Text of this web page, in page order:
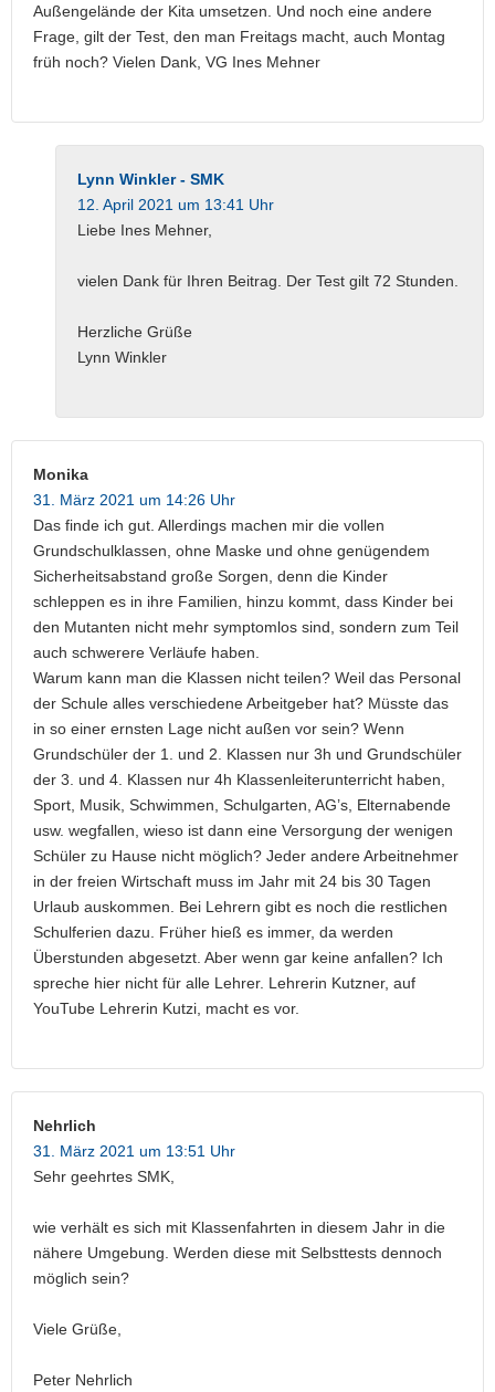
Außengelände der Kita umsetzen. Und noch eine andere
Frage, gilt der Test, den man Freitags macht, auch Montag
früh noch? Vielen Dank, VG Ines Mehner
Lynn Winkler - SMK
12. April 2021 um 13:41 Uhr
Liebe Ines Mehner,
vielen Dank für Ihren Beitrag. Der Test gilt 72 Stunden.
Herzliche Grüße
Lynn Winkler
Monika
31. März 2021 um 14:26 Uhr
Das finde ich gut. Allerdings machen mir die vollen
Grundschulklassen, ohne Maske und ohne genügendem
Sicherheitsabstand große Sorgen, denn die Kinder
schleppen es in ihre Familien, hinzu kommt, dass Kinder bei
den Mutanten nicht mehr symptomlos sind, sondern zum Teil
auch schwerere Verläufe haben.
Warum kann man die Klassen nicht teilen? Weil das Personal
der Schule alles verschiedene Arbeitgeber hat? Müsste das
in so einer ernsten Lage nicht außen vor sein? Wenn
Grundschüler der 1. und 2. Klassen nur 3h und Grundschüler
der 3. und 4. Klassen nur 4h Klassenleiterunterricht haben,
Sport, Musik, Schwimmen, Schulgarten, AG’s, Elternabende
usw. wegfallen, wieso ist dann eine Versorgung der wenigen
Schüler zu Hause nicht möglich? Jeder andere Arbeitnehmer
in der freien Wirtschaft muss im Jahr mit 24 bis 30 Tagen
Urlaub auskommen. Bei Lehrern gibt es noch die restlichen
Schulferien dazu. Früher hieß es immer, da werden
Überstunden abgesetzt. Aber wenn gar keine anfallen? Ich
spreche hier nicht für alle Lehrer. Lehrerin Kutzner, auf
YouTube Lehrerin Kutzi, macht es vor.
Nehrlich
31. März 2021 um 13:51 Uhr
Sehr geehrtes SMK,
wie verhält es sich mit Klassenfahrten in diesem Jahr in die
nähere Umgebung. Werden diese mit Selbsttests dennoch
möglich sein?
Viele Grüße,
Peter Nehrlich